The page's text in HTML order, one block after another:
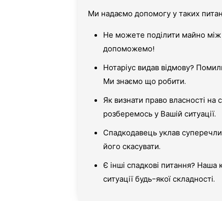
Ми надаємо допомогу у таких
Не можете поділити майно
допоможемо!
Нотаріус видав відмову?
Ми знаємо що робити.
Як визнати право власності
розберемось у Вашій ситуації.
Спадкодавець уклав
його скасувати.
Є інші спадкові питання?
ситуації будь-якої складності.